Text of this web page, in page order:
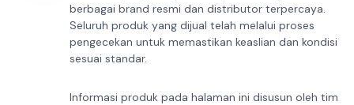
berbagai brand resmi dan distributor terpercaya.
Seluruh produk yang dijual telah melalui proses
pengecekan untuk memastikan keaslian dan kondisi
sesuai standar.
Informasi produk pada halaman ini disusun oleh tim